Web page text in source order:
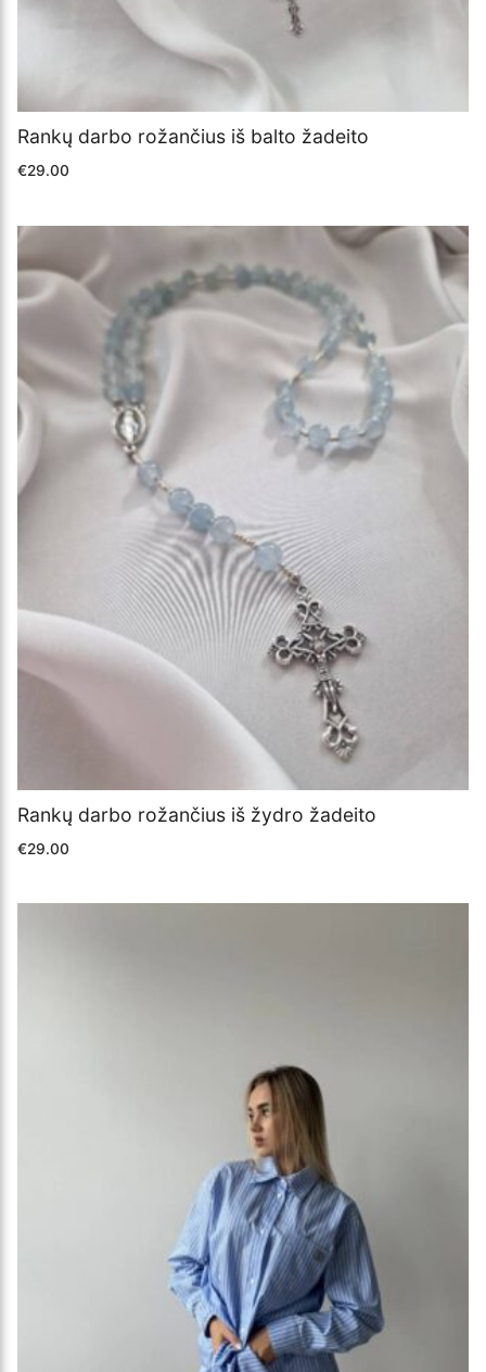
Rankų darbo rožančius iš balto žadeito
€29.00
Rankų darbo rožančius iš žydro žadeito
€29.00